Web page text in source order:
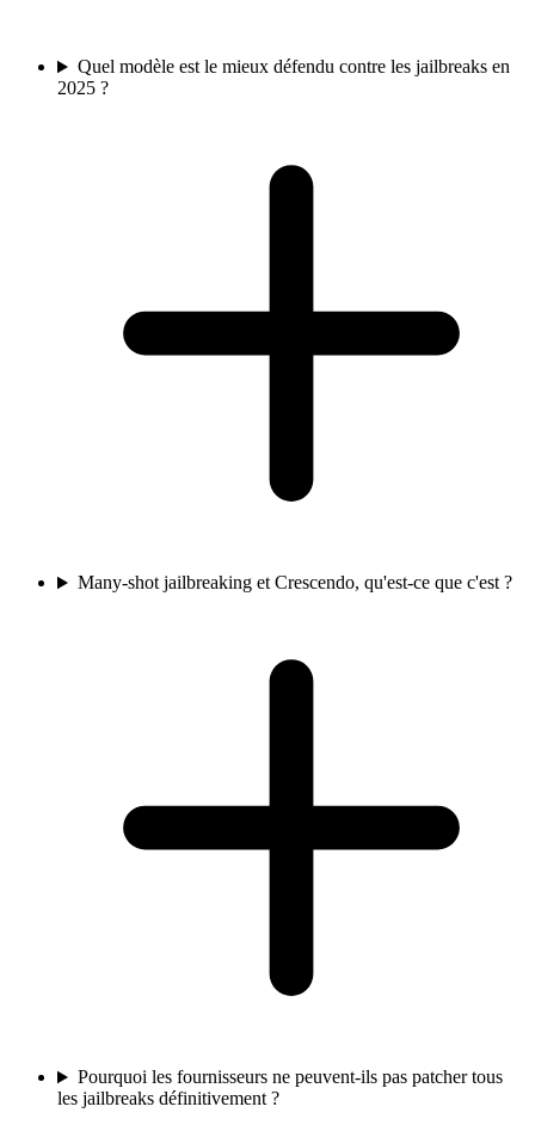
Quel modèle est le mieux défendu contre les jailbreaks en
2025 ?
Many-shot jailbreaking et Crescendo, qu'est-ce que c'est ?
Pourquoi les fournisseurs ne peuvent-ils pas patcher tous
les jailbreaks définitivement ?